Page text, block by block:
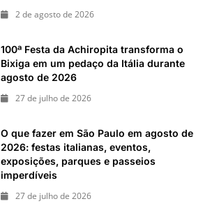
2 de agosto de 2026
100ª Festa da Achiropita transforma o
Bixiga em um pedaço da Itália durante
agosto de 2026
27 de julho de 2026
O que fazer em São Paulo em agosto de
2026: festas italianas, eventos,
exposições, parques e passeios
imperdíveis
27 de julho de 2026